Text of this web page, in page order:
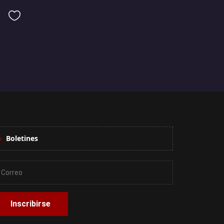
Boletines